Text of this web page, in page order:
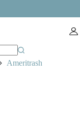
Ameritrash